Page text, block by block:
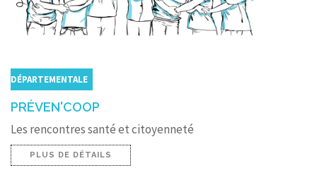
DÉPARTEMENTALE
PRÉVEN'COOP
Les rencontres santé et citoyenneté
PLUS DE DÉTAILS